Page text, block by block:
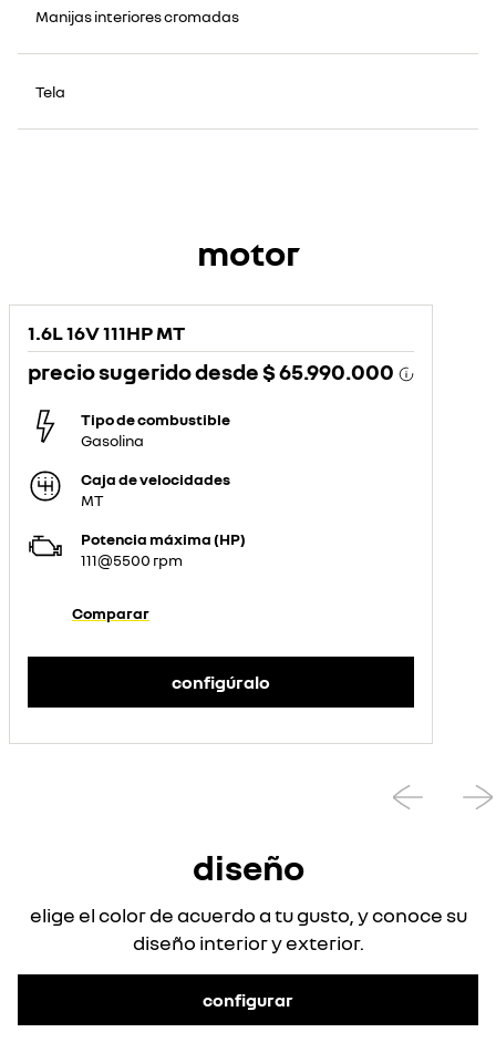
Manijas interiores cromadas
Tela
motor
1.6L 16V 111HP MT
precio sugerido desde$ 65.990.000
Tipo de combustible
Gasolina
Caja de velocidades
MT
Potencia máxima (HP)
111@5500 rpm
Comparar
configúralo
diseño
elige el color de acuerdo a tu gusto, y conoce su
diseño interior y exterior.
configurar